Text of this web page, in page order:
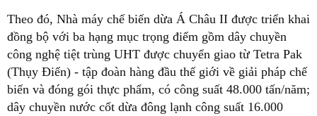
Theo đó, Nhà máy chế biến dừa Á Châu II được triển khai
đồng bộ với ba hạng mục trọng điểm gồm dây chuyền
công nghệ tiệt trùng UHT được chuyển giao từ Tetra Pak
(Thụy Điển) - tập đoàn hàng đầu thế giới về giải pháp chế
biến và đóng gói thực phẩm, có công suất 48.000 tấn/năm;
dây chuyền nước cốt dừa đông lạnh công suất 16.000